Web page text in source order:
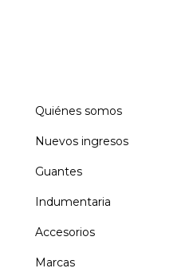
Quiénes somos
Nuevos ingresos
Guantes
Indumentaria
Accesorios
Marcas